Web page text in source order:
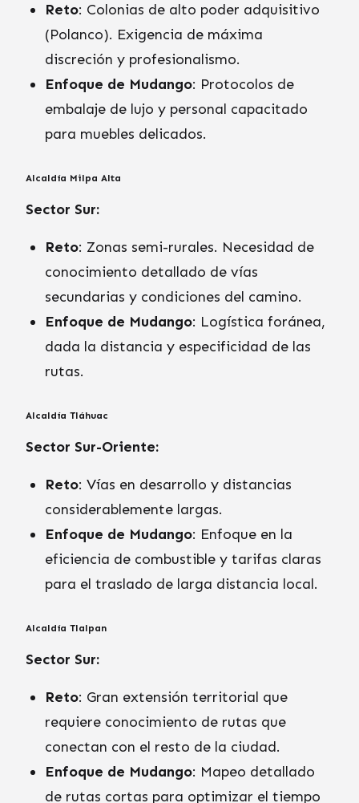
Reto: Colonias de alto poder adquisitivo
(Polanco). Exigencia de máxima
discreción y profesionalismo.
Enfoque de Mudango: Protocolos de
embalaje de lujo y personal capacitado
para muebles delicados.
Alcaldía Milpa Alta
Sector Sur:
Reto: Zonas semi-rurales. Necesidad de
conocimiento detallado de vías
secundarias y condiciones del camino.
Enfoque de Mudango: Logística foránea,
dada la distancia y especificidad de las
rutas.
Alcaldía Tláhuac
Sector Sur-Oriente:
Reto: Vías en desarrollo y distancias
considerablemente largas.
Enfoque de Mudango: Enfoque en la
eficiencia de combustible y tarifas claras
para el traslado de larga distancia local.
Alcaldía Tlalpan
Sector Sur:
Reto: Gran extensión territorial que
requiere conocimiento de rutas que
conectan con el resto de la ciudad.
Enfoque de Mudango: Mapeo detallado
de rutas cortas para optimizar el tiempo